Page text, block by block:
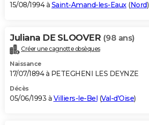
15/08/1994 à Saint-Amand-les-Eaux(Nord)
Juliana DE SLOOVER (98 ans)
Créer une cagnotte obsèques
Naissance
17/07/1894 à PETEGHENI LES DEYNZE
Décès
05/06/1993 à Villiers-le-Bel (Val-d'Oise)